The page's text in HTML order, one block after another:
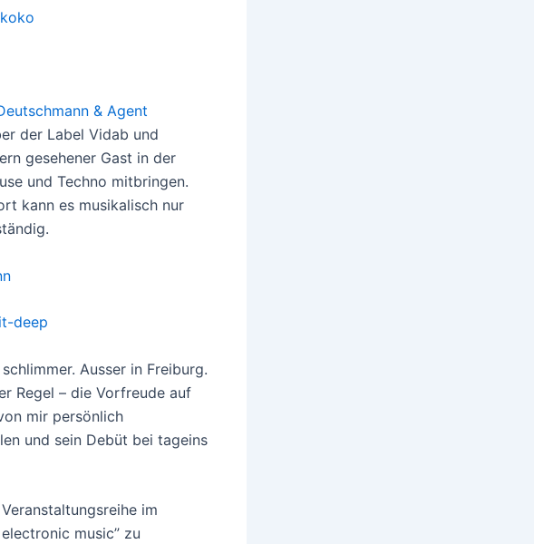
& Agent
der Label Vidab und
gesehener Gast in der
und Techno mitbringen.
kann es musikalisch nur
deep
Ausser in Freiburg.
Regel – die Vorfreude auf
mir persönlich
und sein Debüt bei tageins
im
music” zu